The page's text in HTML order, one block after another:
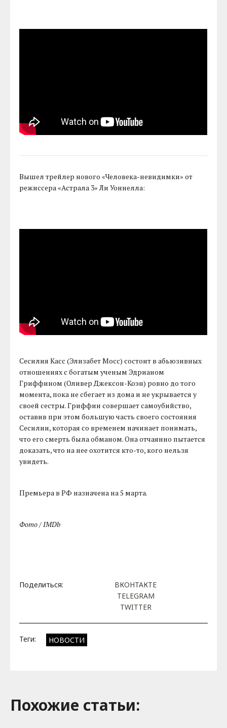
Вышел трейлер нового «Человека-невидимки» от
режиссера «Астрала 3» Ли Уоннелла:
Сесилия Касс (Элизабет Мосс) состоит в абьюзивных
отношениях с богатым ученым Эдрианом
Гриффином (Оливер Джексон-Коэн) ровно до того
момента, пока не сбегает из дома и не укрывается у
своей сестры. Гриффин совершает самоубийство,
оставив при этом большую часть своего состояния
Сесилии, которая со временем начинает понимать,
что его смерть была обманом. Она отчаянно пытается
доказать, что на нее охотится кто-то, кого нельзя
увидеть.
Премьера в РФ назначена на 5 марта.
Фото / IMDb
Поделиться:
ВКОНТАКТЕ
TELEGRAM
TWITTER
Теги: НОВОСТИ
Похожие cтатьи: